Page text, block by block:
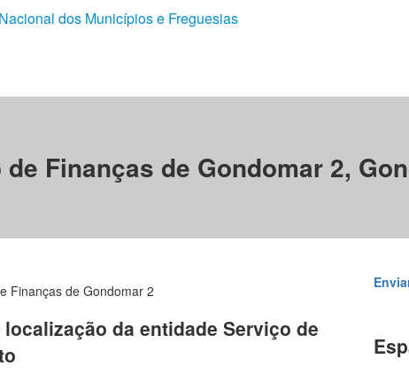
dos Municípios e Freguesias
Finanças de Gondomar 2,
Finanças de Gondomar 2
da entidade Serviço de